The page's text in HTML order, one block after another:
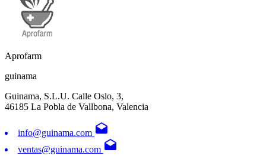
Aprofarm
guinama
Guinama, S.L.U. Calle Oslo, 3,
46185 La Pobla de Vallbona, Valencia
info@guinama.com drafts
ventas@guinama.com drafts